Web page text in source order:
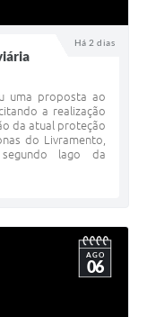
Há 2 dias
uma proposta ao
a realização
da atual proteção
do Livramento,
lago da
AGO
06